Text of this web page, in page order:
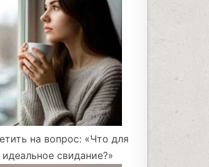
на вопрос: «Что для
идеальное свидание?»